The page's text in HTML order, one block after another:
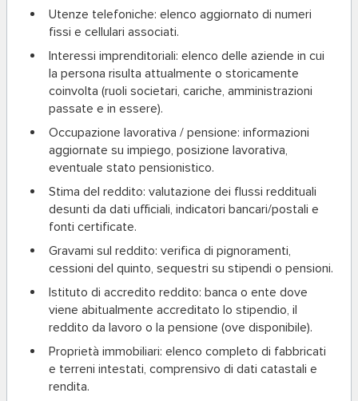
Utenze telefoniche: elenco aggiornato di numeri
fissi e cellulari associati.
Interessi imprenditoriali: elenco delle aziende in cui
la persona risulta attualmente o storicamente
coinvolta (ruoli societari, cariche, amministrazioni
passate e in essere).
Occupazione lavorativa / pensione: informazioni
aggiornate su impiego, posizione lavorativa,
eventuale stato pensionistico.
Stima del reddito: valutazione dei flussi reddituali
desunti da dati ufficiali, indicatori bancari/postali e
fonti certificate.
Gravami sul reddito: verifica di pignoramenti,
cessioni del quinto, sequestri su stipendi o pensioni.
Istituto di accredito reddito: banca o ente dove
viene abitualmente accreditato lo stipendio, il
reddito da lavoro o la pensione (ove disponibile).
Proprietà immobiliari: elenco completo di fabbricati
e terreni intestati, comprensivo di dati catastali e
rendita.